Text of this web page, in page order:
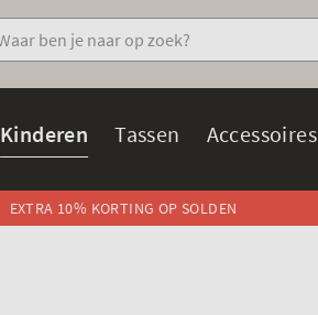
Kinderen Tassen Accessoires
EXTRA 10% KORTING OP SOLDEN